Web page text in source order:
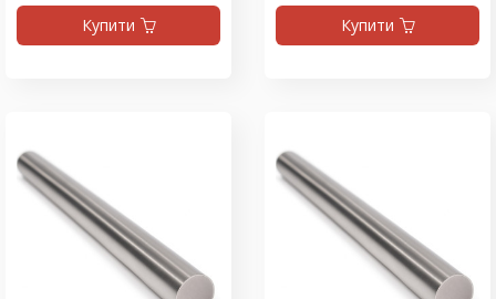
Купити Купити